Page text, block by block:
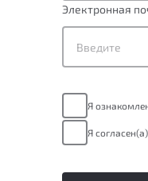
Электронная
Я
Я